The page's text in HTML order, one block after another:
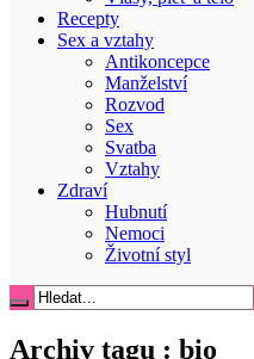
Recepty
Sex a vztahy
Antikoncepce
Manželství
Rozvod
Sex
Svatba
Vztahy
Zdraví
Hubnutí
Nemoci
Životní styl
Archiv tagu : bio